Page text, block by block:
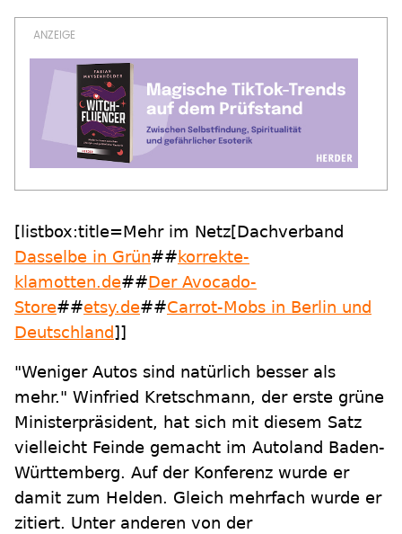
[listbox:title=Mehr im Netz[Dachverband
Dasselbe in Grün##korrekte-
klamotten.de##Der Avocado-
Store##etsy.de##Carrot-Mobs in Berlin und
Deutschland]]
"Weniger Autos sind natürlich besser als
mehr." Winfried Kretschmann, der erste grüne
Ministerpräsident, hat sich mit diesem Satz
vielleicht Feinde gemacht im Autoland Baden-
Württemberg. Auf der Konferenz wurde er
damit zum Helden. Gleich mehrfach wurde er
zitiert. Unter anderen von der